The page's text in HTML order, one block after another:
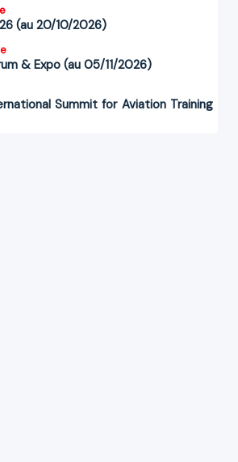
(au 20/10/2026)
& Expo (au 05/11/2026)
Summit for Aviation Training